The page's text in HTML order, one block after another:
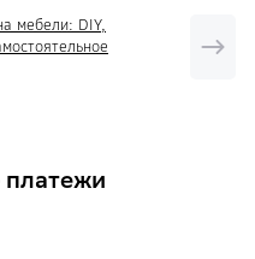
мебели: DIY,